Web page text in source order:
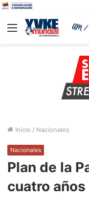
Menu
Inicio / Nacionales
Nacionales
Plan de la
cuatro